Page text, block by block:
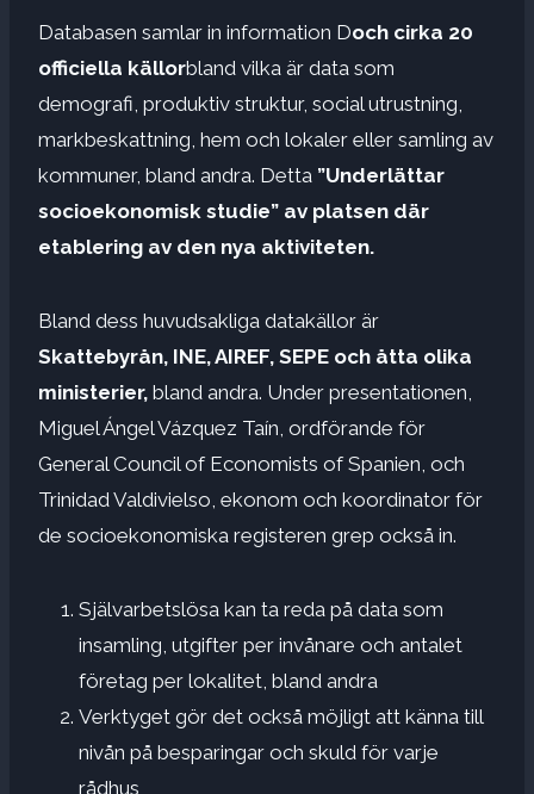
Databasen samlar in information Doch cirka 20
officiella källorbland vilka är data som
demografi, produktiv struktur, social utrustning,
markbeskattning, hem och lokaler eller samling av
kommuner, bland andra. Detta ”Underlättar
socioekonomisk studie” av platsen där
etablering av den nya aktiviteten.
Bland dess huvudsakliga datakällor är
Skattebyrån, INE, AIREF, SEPE och åtta olika
ministerier, bland andra. Under presentationen,
Miguel Ángel Vázquez Taín, ordförande för
General Council of Economists of Spanien, och
Trinidad Valdivielso, ekonom och koordinator för
de socioekonomiska registeren grep också in.
Självarbetslösa kan ta reda på data som
insamling, utgifter per invånare och antalet
företag per lokalitet, bland andra
Verktyget gör det också möjligt att känna till
nivån på besparingar och skuld för varje
rådhus